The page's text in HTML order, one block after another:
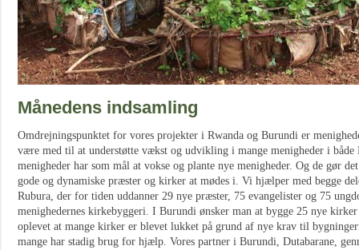
Månedens indsamling
Omdrejningspunktet for vores projekter i Rwanda og Burundi er
være med til at understøtte vækst og udvikling i mange menigheder i
menigheder har som mål at vokse og plante nye menigheder. Og de gør
gode og dynamiske præster og kirker at mødes i. Vi hjælper med begge
Rubura, der for tiden uddanner 29 nye præster, 75 evangelister og 75
menighedernes kirkebyggeri. I Burundi ønsker man at bygge 25 nye
oplevet at mange kirker er blevet lukket på grund af nye krav til
mange har stadig brug for hjælp. Vores partner i Burundi, Dutabarane,